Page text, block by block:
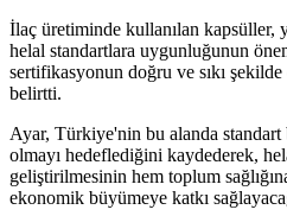
İlaç üretiminde kullanılan kapsüller,
helal standartlara uygunluğunun
sertifikasyonun doğru ve sıkı
belirtti.
Ayar, Türkiye'nin bu alanda
olmayı hedeflediğini kaydederek,
geliştirilmesinin hem toplum
ekonomik büyümeye katkı